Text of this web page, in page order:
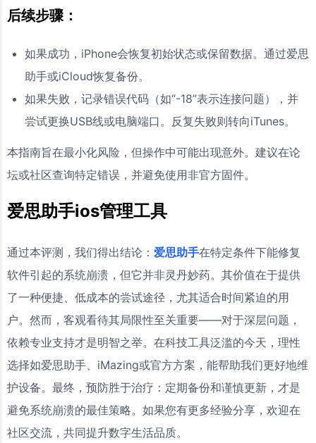
后续步骤：
如果成功，iPhone会恢复初始状态或保留数据。通过爱思
助手或iCloud恢复备份。
如果失败，记录错误代码（如“-18”表示连接问题），并
尝试更换USB线或电脑端口。反复失败则转向iTunes。
本指南旨在最小化风险，但操作中可能出现意外。建议在论
坛或社区查询特定错误，并避免使用非官方固件。
爱思助手ios管理工具
通过本评测，我们得出结论： 爱思助手在特定条件下能修复
软件引起的系统崩溃，但它并非灵丹妙药。其价值在于提供
了一种便捷、低成本的尝试途径，尤其适合时间紧迫的用
户。然而，客观看待其局限性至关重要——对于深层问题，
依赖专业支持才是明智之举。在科技工具泛滥的今天，理性
选择如爱思助手、iMazing或官方方案，能帮助我们更好地维
护设备。最终，预防胜于治疗：定期备份和谨慎更新，才是
避免系统崩溃的最佳策略。如果您有更多经验分享，欢迎在
社区交流，共同提升数字生活品质。